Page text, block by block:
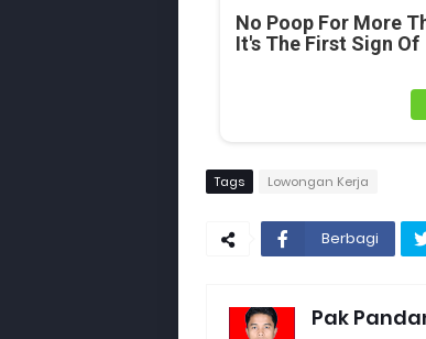
No Poop For More
It's The First Sign Of
Tags Lowongan Kerja
Berbagi
Pak